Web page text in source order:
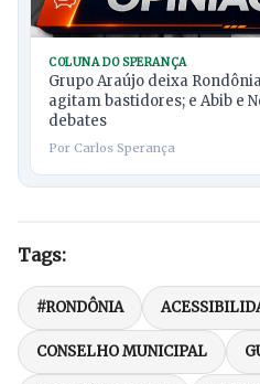
COLUNA DO SPERANÇA
Grupo Araújo deixa
agitam bastidores; e Abib e
debates
Por Carlos Sperança
Tags:
#RONDÔNIA
CONSELHO MUNICIPAL